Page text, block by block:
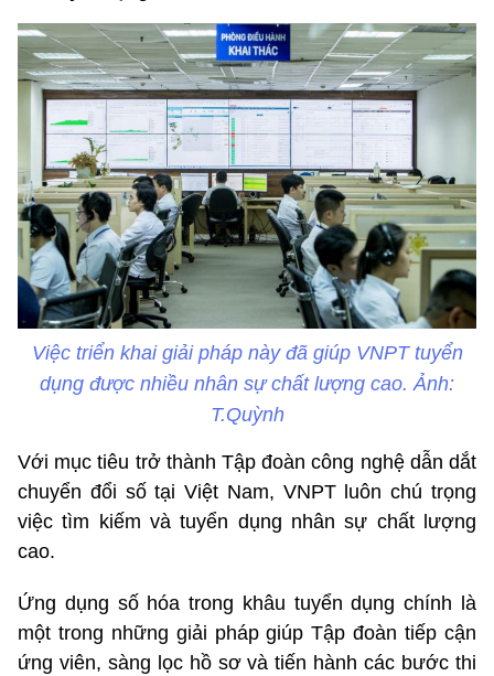
Việc triển khai giải pháp này đã giúp VNPT tuyển
dụng được nhiều nhân sự chất lượng cao. Ảnh:
T.Quỳnh
Với mục tiêu trở thành Tập đoàn công nghệ dẫn dắt
chuyển đổi số tại Việt Nam, VNPT luôn chú trọng
việc tìm kiếm và tuyển dụng nhân sự chất lượng
cao.
Ứng dụng số hóa trong khâu tuyển dụng chính là
một trong những giải pháp giúp Tập đoàn tiếp cận
ứng viên, sàng lọc hồ sơ và tiến hành các bước thi